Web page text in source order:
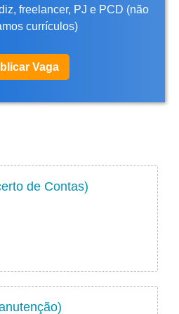
freelancer, PJ e PCD (não
currículos)
Vaga
de Contas)